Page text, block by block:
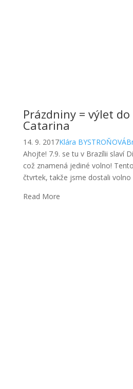
Prázdniny = výlet do
Catarina
14. 9. 2017Klára BYSTROŇOVÁ
Ahojte! 7.9. se tu v Brazílii slaví
což znamená jediné volno!
čtvrtek, takže jsme dostali volno
Read More